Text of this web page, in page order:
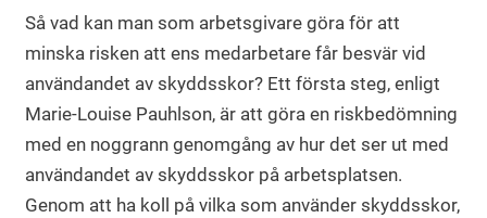
Så vad kan man som arbetsgivare göra för att
minska risken att ens medarbetare får besvär vid
användandet av skyddsskor? Ett första steg, enligt
Marie-Louise Pauhlson, är att göra en riskbedömning
med en noggrann genomgång av hur det ser ut med
användandet av skyddsskor på arbetsplatsen.
Genom att ha koll på vilka som använder skyddsskor,